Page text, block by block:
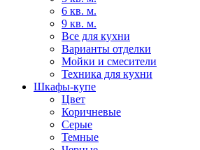
6 кв. м.
9 кв. м.
Все для кухни
Варианты отделки
Мойки и смесители
Техника для кухни
Шкафы-купе
Цвет
Коричневые
Серые
Темные